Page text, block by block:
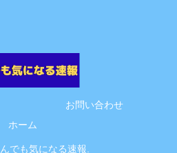
お問い合わせ
ホーム
でも気になる速報.